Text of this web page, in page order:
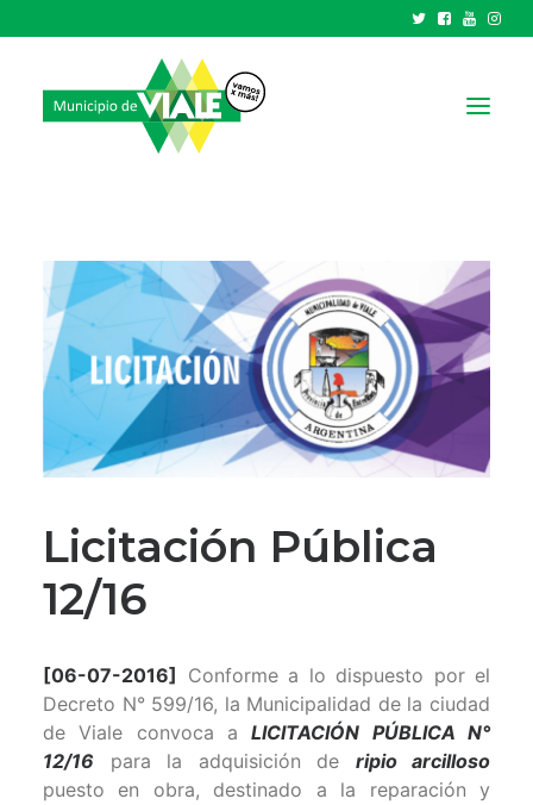
GOBIERNO
HCD
TRÁMITES Y SERVICIOS
CIUDAD
PARQUE INDUSTRIAL
Licitación Pública
12/16
[06-07-2016]
Conforme a lo dispuesto por el
Decreto N° 599/16, la Municipalidad de la ciudad
de Viale convoca aLICITACIÓN PÚBLICA N°
12/16 para la adquisición de ripio arcilloso
puesto en obra, destinado a la reparación y